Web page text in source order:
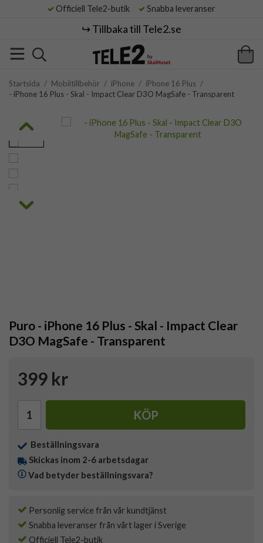
Officiell Tele2-butik Snabba leveranser
↪️ Tillbaka till Tele2.se
Startsida / Mobiltillbehör / iPhone / iPhone 16 Plus /
- iPhone 16 Plus - Skal - Impact Clear D3O MagSafe - Transparent
Puro - iPhone 16 Plus - Skal - Impact Clear
D3O MagSafe - Transparent
399 kr
KÖP
Beställningsvara
Skickas inom 2-6 arbetsdagar
Vad betyder beställningsvara?
Personlig service från vår kundtjänst
Snabba leveranser från vårt lager i Sverige
Officiell Tele2-butik